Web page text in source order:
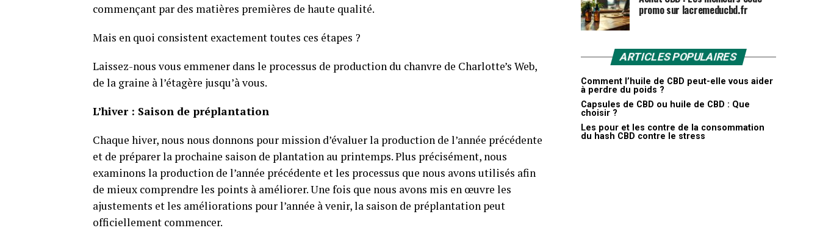
commençant par des matières premières de haute qualité.
Mais en quoi consistent exactement toutes ces étapes ?
Laissez-nous vous emmener dans le processus de production du chanvre de Charlotte’s Web,
de la graine à l’étagère jusqu’à vous.
L’hiver : Saison de préplantation
Chaque hiver, nous nous donnons pour mission d’évaluer la production de l’année précédente
et de préparer la prochaine saison de plantation au printemps. Plus précisément, nous
examinons la production de l’année précédente et les processus que nous avons utilisés afin
de mieux comprendre les points à améliorer. Une fois que nous avons mis en œuvre les
ajustements et les améliorations pour l’année à venir, la saison de préplantation peut
officiellement commencer.
promo sur lacremeducbd.fr
ARTICLES POPULAIRES
Comment l’huile de CBD peut-elle vous aider
à perdre du poids ?
Capsules de CBD ou huile de CBD : Que
choisir ?
Les pour et les contre de la consommation
du hash CBD contre le stress